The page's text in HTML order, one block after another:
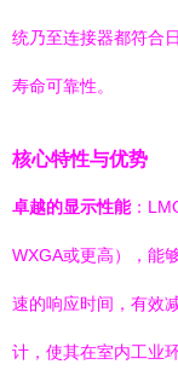
统乃至连接器都符合
寿命可靠性。
核心特性与优势
卓越的显示性能：
WXGA或更高），能
速的响应时间，有效
计，使其在室内工业